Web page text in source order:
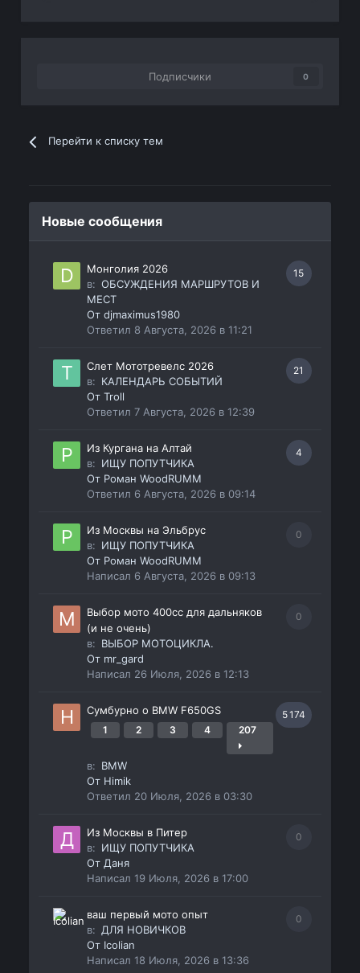
Подписчики 0
Перейти к списку тем
Новые сообщения
15
Монголия 2026
в: ОБСУЖДЕНИЯ МАРШРУТОВ И
МЕСТ
Отdjmaximus1980
Ответил 8 Августа, 2026 в 11:21
21
Слет Мототревелс 2026
в: КАЛЕНДАРЬ СОБЫТИЙ
ОтTroll
Ответил7 Августа, 2026 в 12:39
4
Из Кургана на Алтай
в: ИЩУ ПОПУТЧИКА
От Роман WoodRUMM
Ответил 6 Августа, 2026 в 09:14
0
Из Москвы на Эльбрус
в: ИЩУ ПОПУТЧИКА
От Роман WoodRUMM
Написал 6 Августа, 2026 в 09:13
0
Выбор мото 400сс для дальняков
(и не очень)
в: ВЫБОР МОТОЦИКЛА.
От mr_gard
Написал 26 Июля, 2026 в 12:13
5 174
Сумбурно о BMW F650GS
1 2 3 4 207
в: BMW
От Himik
Ответил 20 Июля, 2026 в 03:30
0
Из Москвы в Питер
в: ИЩУ ПОПУТЧИКА
ОтДаня
Написал19 Июля, 2026 в 17:00
0
ваш первый мото опыт
в: ДЛЯ НОВИЧКОВ
От Icolian
Написал18 Июля, 2026 в 13:36